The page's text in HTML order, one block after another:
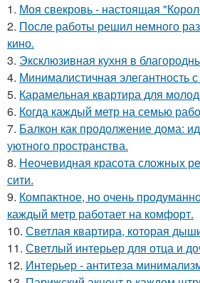
1. Моя свекровь - настоящая
2. После работы решил немного
кино.
3. Эксклюзивная кухня в
4. Минималистичная
5. Карамельная квартира для
6. Когда каждый метр на семью
7. Балкон как продолжение дома:
уютного пространства.
8. Неочевидная красота сложных
сити.
9. Компактное, но очень
каждый метр работает на комфорт.
10. Светлая квартира, которая
11. Светлый интерьер для отца и
12. Интерьер - антитеза